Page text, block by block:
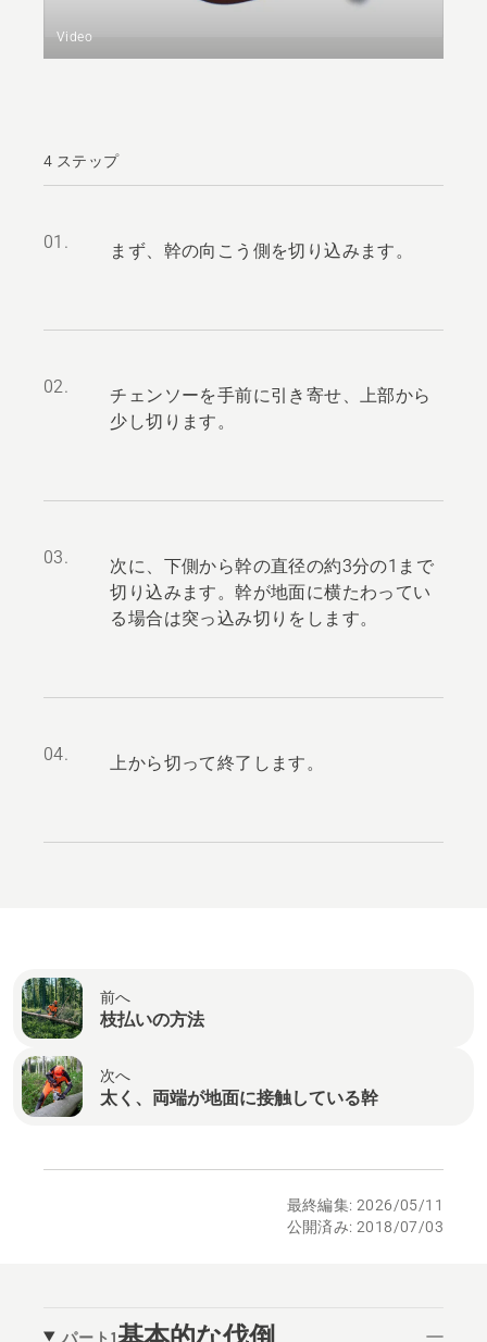
Video
4 ステップ
01. まず、幹の向こう側を切り込みます。
02.
チェンソーを手前に引き寄せ、上部から
少し切ります。
03.
次に、下側から幹の直径の約3分の1まで
切り込みます。幹が地面に横たわってい
る場合は突っ込み切りをします。
04. 上から切って終了します。
前へ
枝払いの方法
次へ
太く、両端が地面に接触している幹
最終編集: 2026/05/11
公開済み: 2018/07/03
パート1基本的な伐倒